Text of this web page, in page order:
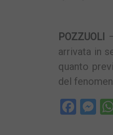
POZZUOLI
arrivata in
quanto
del